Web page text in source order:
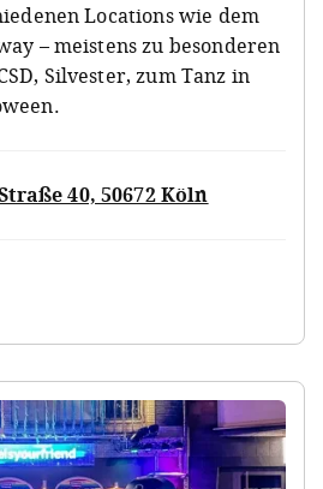
Locations wie dem
– meistens zu besonderen
Silvester, zum Tanz in
40, 50672 Köln